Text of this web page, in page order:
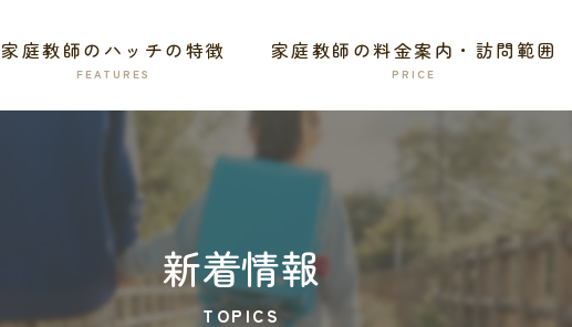
家庭教師のハッチの特徴 家庭教師の料金案内・訪問範囲
新着情報
TOPICS